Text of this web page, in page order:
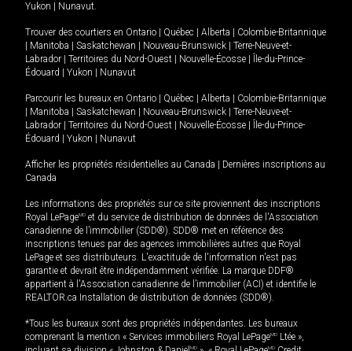
Yukon
Nunavut.
Trouver des courtiers en Ontario Québec Alberta
Colombie-Britannique
Manitoba Saskatchewan Nouveau-Brunswick
Terre-Neuve-et-
Labrador
Territoires du Nord-Ouest Nouvelle-Écosse
Île-du-Prince-
Édouard
Yukon Nunavut
Parcourir les bureaux en Ontario Québec Alberta
Colombie-Britannique
Manitoba Saskatchewan Nouveau-Brunswick
Terre-Neuve-et-
Labrador
Territoires du Nord-Ouest Nouvelle-Écosse
Île-du-Prince-
Édouard
Yukon Nunavut
Afficher les propriétés résidentielles au Canada
Dernières inscriptions au
Canada
Les informations des propriétés sur ce site proviennent des inscriptions
Royal LePageMD et du service de distribution de données de l'Association
canadienne de l’immobilier (SDD®). SDD® met en référence des
inscriptions tenues par des agences immobilières autres que Royal
LePage et ses distributeurs. L'exactitude de l'information n'est pas
garantie et devrait être indépendamment vérifiée. La marque DDF®
appartient à l'Association canadienne de l’immobilier (ACI) et identifie le
REALTOR.ca Installation de distribution de données (SDD®).
*Tous les bureaux sont des propriétés indépendantes. Les bureaux
comprenant la mention « Services immobiliers Royal LePageMD Ltée »,
MD MD